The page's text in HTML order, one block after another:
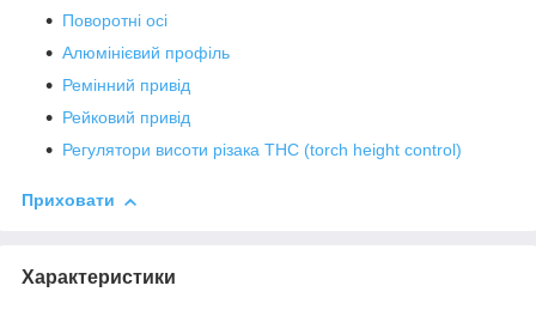
Поворотні осі
Алюмінієвий профіль
Ремінний привід
Рейковий привід
Регулятори висоти різака THC (torch height control)
Приховати
Характеристики